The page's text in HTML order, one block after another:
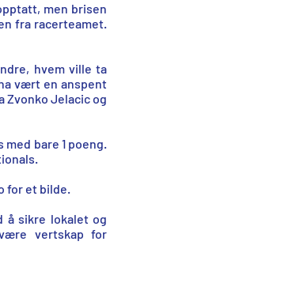
men brisen
fra racerteamet.
hvem ville ta
vært en anspent
Zvonko Jelacic og
bare 1 poeng.
for et bilde.
å sikre lokalet og
vertskap for